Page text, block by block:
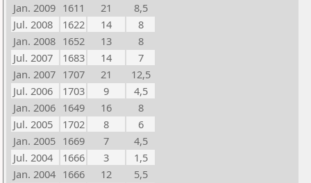
Jan. 2009 1611 21
8,5
Jul. 2008
1622 14
8
Jan. 2008 1652 13
8
Jul. 2007
1683 14
7
Jan. 2007 1707 21
12,5
Jul. 2006
1703 9
4,5
Jan. 2006 1649 16
8
Jul. 2005
1702 8
6
Jan. 2005 1669 7
4,5
Jul. 2004
1666 3
1,5
Jan. 2004 1666 12
5,5